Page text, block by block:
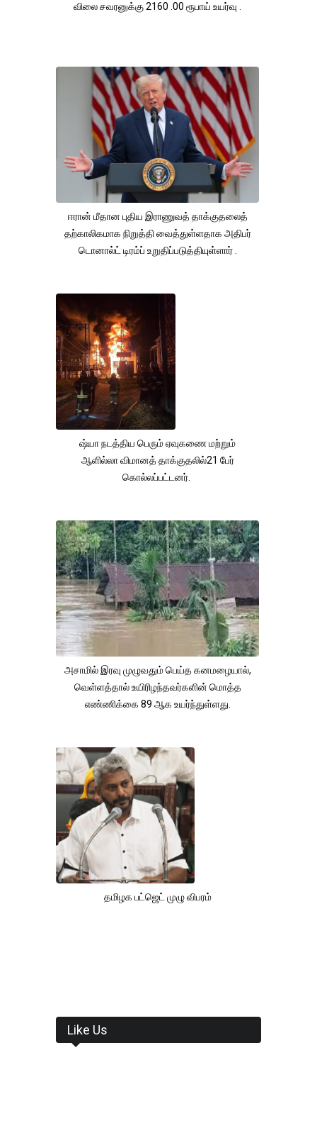
விலை சவரனுக்கு 2160 .00 ரூபாய் உயர்வு .
ஈரான் மீதான புதிய இராணுவத் தாக்குதலைத்
தற்காலிகமாக நிறுத்தி வைத்துள்ளதாக அதிபர்
டொனால்ட் டிரம்ப் உறுதிப்படுத்தியுள்ளார் .
ஷ்யா நடத்திய பெரும் ஏவுகணை மற்றும்
ஆளில்லா விமானத் தாக்குதலில்21 பேர்
கொல்லப்பட்டனர்.
அசாமில் இரவு முழுவதும் பெய்த கனமழையால்,
வெள்ளத்தால் உயிரிழந்தவர்களின் மொத்த
எண்ணிக்கை 89 ஆக உயர்ந்துள்ளது.
தமிழக பட்ஜெட் முழு விபரம்
Like Us